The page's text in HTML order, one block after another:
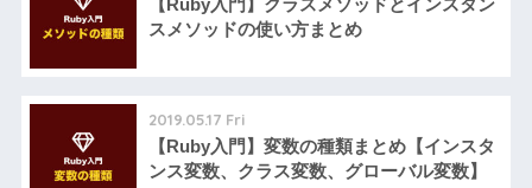
【Ruby入門】クラスメソッドとインスタン
スメソッドの使い方まとめ
2019.05.17 Fri
【Ruby入門】変数の種類まとめ【インスタ
ンス変数、クラス変数、グローバル変数】